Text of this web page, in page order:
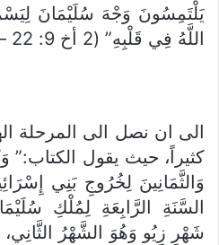
يَلْتَمِسُونَ وَجْهَ سُلَيْمَانَ
اللَّهُ فِي قَلْبِهِ” (2 أخ 9: 22 – 23).
الى ان نصل الى المرحلة
كثيراً، حيث يقول الكتاب:”
وَالثَّمَانِينَ لِخُرُوجِ بَنِي
السَّنَةِ الرَّابِعَةِ لِمُلْكِ
شَهْرِ زِيُو وَهُوَ الشَّهْرُ الثَّانِي،